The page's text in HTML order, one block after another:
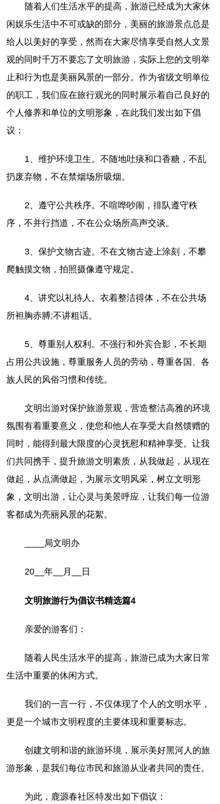
随着人们生活水平的提高，旅游已经成为大家休
闲娱乐生活中不可或缺的部分，美丽的旅游景点总是
给人以美好的享受，然而在大家尽情享受自然人文景
观的同时千万不要忘了文明旅游，实际上您的文明举
止和行为也是美丽风景的一部分。作为省级文明单位
的职工，我们应在旅行观光的同时展示着自己良好的
个人修养和单位的文明形象，在此我们发出如下倡
议：
1、维护环境卫生。不随地吐痰和口香糖，不乱
扔废弃物，不在禁烟场所吸烟。
2、遵守公共秩序。不喧哗吵闹，排队遵守秩
序，不并行挡道，不在公众场所高声交谈。
3、保护文物古迹。不在文物古迹上涂刻，不攀
爬触摸文物，拍照摄像遵守规定。
4、讲究以礼待人。衣着整洁得体，不在公共场
所袒胸赤膊;不讲粗话。
5、尊重别人权利。不强行和外宾合影，不长期
占用公共设施，尊重服务人员的劳动，尊重各国、各
族人民的风俗习惯和传统。
文明出游对保护旅游景观，营造整洁高雅的环境
氛围有着重要意义，使您和他人在享受大自然馈赠的
同时，能得到最大限度的心灵抚慰和精神享受。让我
们共同携手，提升旅游文明素质，从我做起，从现在
做起，从点滴做起，为展示文明风采，树立文明形
象，文明出游，让心灵与美景呼应，让我们每一位游
客都成为亮丽风景的花絮。
____局文明办
20__年__月__日
文明旅游行为倡议书精选篇4
亲爱的游客们：
随着人民生活水平的提高，旅游已成为大家日常
生活中重要的休闲方式。
我们的一言一行，不仅体现了个人的文明水平，
更是一个城市文明程度的主要体现和重要标志。
创建文明和谐的旅游环境，展示美好黑河人的旅
游形象，是我们每位市民和旅游从业者共同的责任。
为此，鹿源春社区特发出如下倡议：